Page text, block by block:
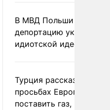
В МВД Польши назвали
депортацию украинцев
идиотской идеей
Турция рассказала о
просьбах Европы
поставить газ, но не